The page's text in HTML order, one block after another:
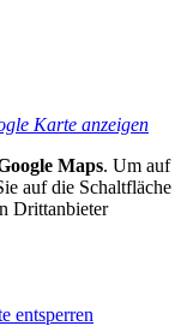
Karte anzeigen
Maps. Um auf
auf die Schaltfläche
Drittanbieter
entsperren